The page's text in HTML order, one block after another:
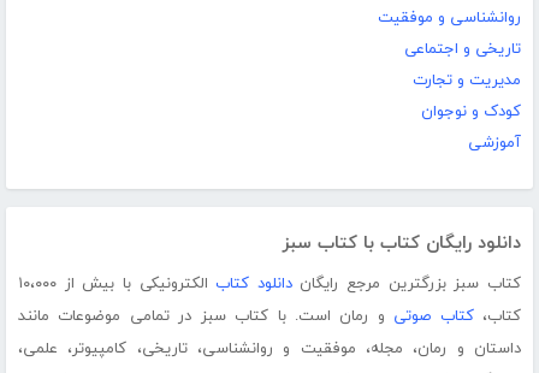
روانشناسی و موفقیت
تاریخی و اجتماعی
مدیریت و تجارت
کودک و نوجوان
آموزشی
دانلود رایگان کتاب با کتاب سبز
کتاب سبز بزرگترین مرجع رایگاندانلود کتاب
الکترونیکی با بیش از ۱۰،۰۰۰
کتاب،کتاب صوتی و رمان است. با کتاب سبز در تمامی موضوعات مانند
داستان و رمان، مجله، موفقیت و روانشناسی، تاریخی، کامپیوتر، علمی،